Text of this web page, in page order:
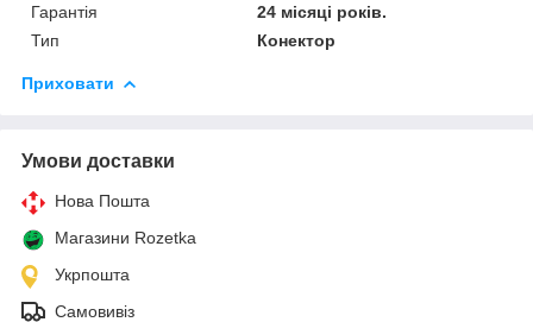
Гарантія
24 місяці років.
Тип
Конектор
Приховати
Умови доставки
Нова Пошта
Магазини Rozetka
Укрпошта
Самовивіз